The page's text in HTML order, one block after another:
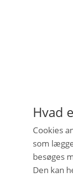
Hvad
Cookies
som
besøges
Den kan